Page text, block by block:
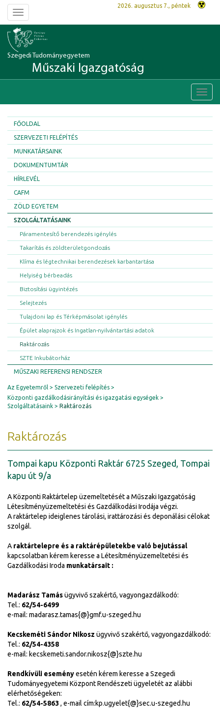
Toggle
navigation
2026. augusztus 7., péntek
Szegedi Tudományegyetem
Műszaki Igazgatóság
FŐOLDAL
SZERVEZETI FELÉPÍTÉS
MUNKATÁRSAINK
DOKUMENTUMTÁR
HÍRLEVÉL
CAFM
ZÖLD EGYETEM
SZOLGÁLTATÁSAINK
Páramentesítő berendezés igénylés
Takarítás és zöldterületgondozás
Klíma és légtechnikai berendezések karbantartása
Helyiség bérbeadás
Biztosítási ügyintézés
Selejtezés
Tulajdoni lap és Térképmásolat igénylés
Épület alaprajzok és Ingatlan-nyilvántartási adatok
Raktározás
SZTE Inkubátorház
MŰSZAKI REFERENSI RENDSZER
Az Egyetemről
Szervezeti felépítés
Központi gazdálkodásirányítási és igazgatási egységek
Szolgáltatásaink
Raktározás
Raktározás
Tompai kapu Központi Raktár 6725 Szeged, Tompai
kapu út 9/a
A Központi Raktártelep üzemeltetését a Műszaki Igazgatóság
Létesítményüzemeltetési és Gazdálkodási Irodája végzi.
A raktártelep ideiglenes tárolási, irattározási és deponálási célokat
szolgál.
A raktártelepre és a raktárépületekbe való bejutással
kapcsolatban kérem keresse a Létesítményüzemeltetési és
Gazdálkodási Iroda munkatársait :
Madarász Tamásügyvivő szakértő, vagyongazdálkodó:
Tel.: 62/54-6499
e-mail: madarasz.tamas{@}gmf.u-szeged.hu
Kecskeméti Sándor Nikosz ügyvivő szakértő, vagyongazdálkodó:
Tel.: 62/54-4358
e-mail: kecskemeti.sandor.nikosz{@}szte.hu
Rendkívüli eseményesetén kérem keresse a Szegedi
Tudományegyetemi Központ Rendészeti ügyeletét az alábbi
elérhetőségeken:
Tel.: 62/54-5863 , e-mail cím:kp.ugyelet{@}sec.u-szeged.hu